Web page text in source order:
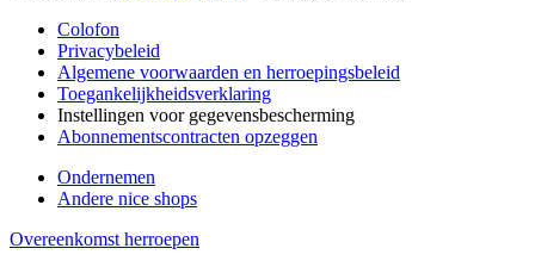
Colofon
Privacybeleid
Algemene voorwaarden en herroepingsbeleid
Toegankelijkheidsverklaring
Instellingen voor gegevensbescherming
Abonnementscontracten opzeggen
Ondernemen
Andere nice shops
Overeenkomst herroepen